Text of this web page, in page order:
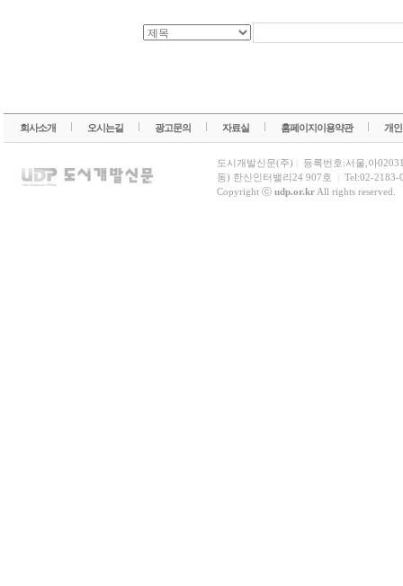
회사소개 오시는길 광고문의 자료실 홈페이지이용약관 개
도시개발신문(주)
등록번호:서울,아
동) 한신인터밸리24 907호
Tel:02-2183-
Copyright ⓒ udp.or.krAll rights reserved.